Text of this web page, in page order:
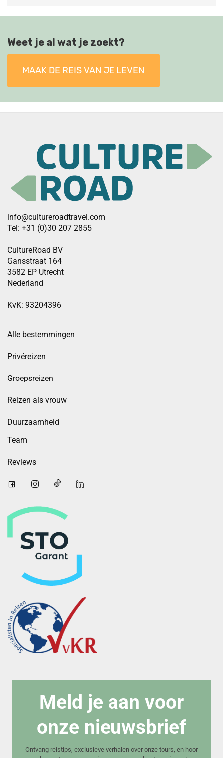
Weet je al wat je zoekt?
MAAK DE REIS VAN JE LEVEN
info@cultureroadtravel.com
Tel: +31 (0)30 207 2855
CultureRoad BV
Gansstraat 164
3582 EP Utrecht
Nederland
KvK: 93204396
Alle bestemmingen
Privéreizen
Groepsreizen
Reizen als vrouw
Duurzaamheid
Team
Reviews
Meld je aan voor
onze nieuwsbrief
Ontvang reistips, exclusieve verhalen over onze tours, en hoor